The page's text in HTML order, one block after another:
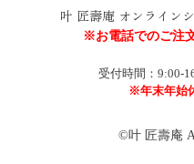
叶 匠壽庵 オンライン
※お電話でのご注
受付時間：9:00-
※年末年始
©叶 匠壽庵